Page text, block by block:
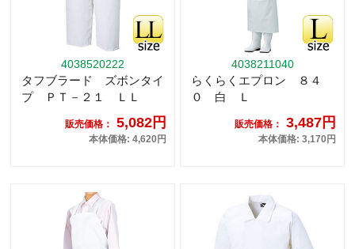
4038520222
タフブラード ズボンタイ
プ ＰＴ－２１ ＬＬ
販売価格： 5,082円
本体価格: 4,620円
4038211040
らくらくエプロン ８４
０ 白 Ｌ
販売価格： 3,487円
本体価格: 3,170円